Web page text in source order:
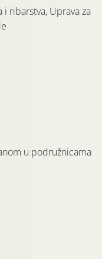
ribarstva, Uprava za
u podružnicama